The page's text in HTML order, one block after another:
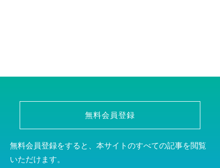
無料会員登録
無料会員登録をすると、本サイトのすべての記事を閲覧
いただけます。